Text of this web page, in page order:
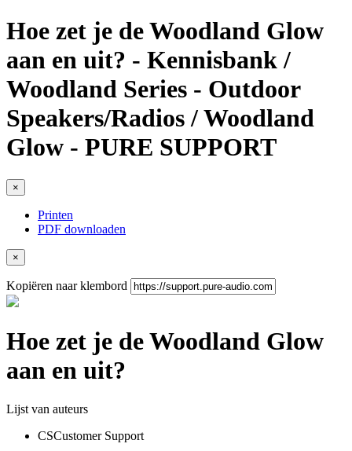
Hoe zet je de Woodland Glow
aan en uit? - Kennisbank /
Woodland Series - Outdoor
Speakers/Radios / Woodland
Glow - PURE SUPPORT
×
Printen
PDF downloaden
×
Kopiëren naar klembord
Hoe zet je de Woodland Glow
aan en uit?
Lijst van auteurs
CSCustomer Support